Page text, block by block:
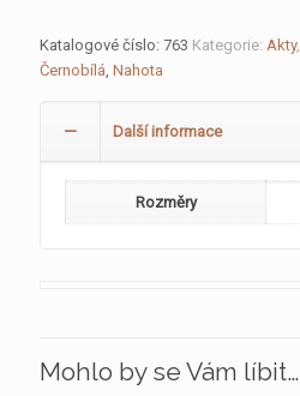
Katalogové číslo: 763 Kategorie: Akty,
Černobílá, Nahota
Další informace
Rozměry
Mohlo by se Vám líbit…